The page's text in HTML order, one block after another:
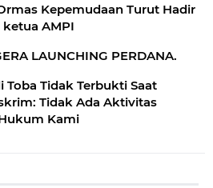
Kepemudaan Turut Hadir
AMPI
LAUNCHING PERDANA.
Tidak Terbukti Saat
Tidak Ada Aktivitas
Kami